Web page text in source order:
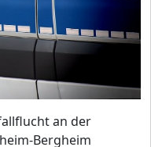
an der
Bergheim